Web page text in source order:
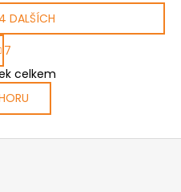
O
v
l
á
d
DALŠÍCH
S
t
r
á
n
k
7
celkem